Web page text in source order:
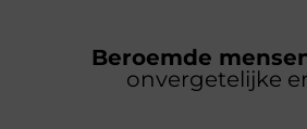
Beroemde
onvergetelijke